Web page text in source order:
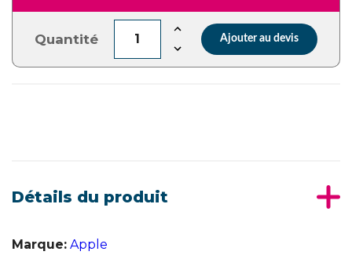
Quantité Ajouter au devis
Détails du produit
Marque: Apple